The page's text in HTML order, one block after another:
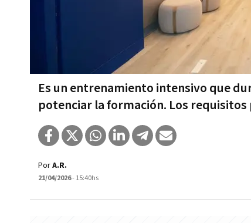
Es un entrenamiento intensivo que
potenciar la formación. Los requisitos
PorA.R.
21/04/2026- 15:40hs